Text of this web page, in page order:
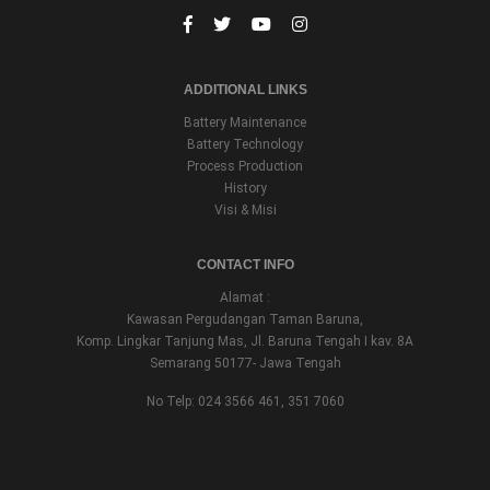
ADDITIONAL LINKS
Battery Maintenance
Battery Technology
Process Production
History
Visi & Misi
CONTACT INFO
Alamat :
Kawasan Pergudangan Taman Baruna,
Komp. Lingkar Tanjung Mas, Jl. Baruna Tengah I kav. 8A
Semarang 50177- Jawa Tengah
No Telp: 024 3566 461, 351 7060